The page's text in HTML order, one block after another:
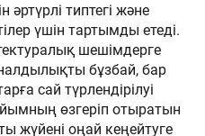
типтегі және
үшін тартымды етеді.
шешімдерге
бұзбай, бар
сай түрлендірілуі
өзгеріп отыратын
жүйені оңай кеңейтуге